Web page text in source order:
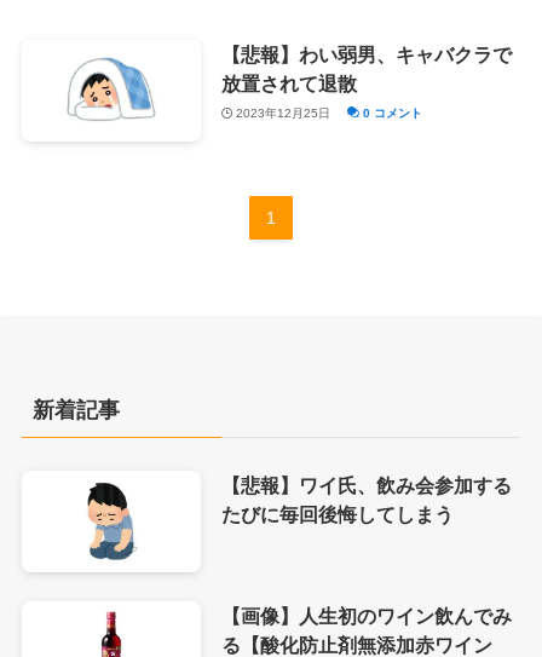
【悲報】わい弱男、キャバクラで
放置されて退散
2023年12月25日 0 コメント
1
新着記事
【悲報】ワイ氏、飲み会参加する
たびに毎回後悔してしまう
【画像】人生初のワイン飲んでみ
る【酸化防止剤無添加赤ワイン